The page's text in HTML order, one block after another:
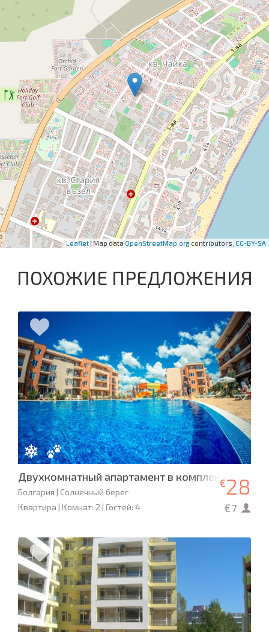
Leaflet | Map data OpenStreetMap.org contributors, CC-BY-SA
ПОХОЖИЕ ПРЕДЛОЖЕНИЯ
Двухкомнатный апартамент в комплексе
Болгария | Солнечный берег
Квартира | Комнат: 2 | Гостей: 4
€28
€7